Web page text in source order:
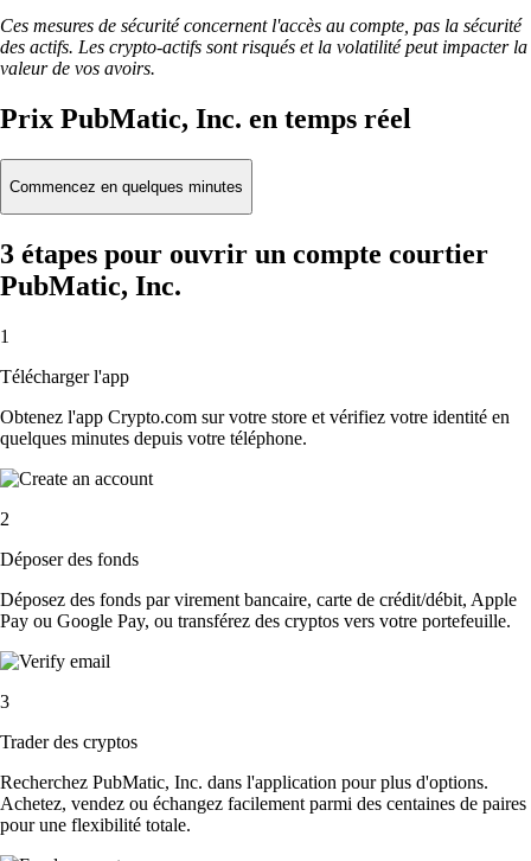
Ces mesures de sécurité concernent l'accès au compte, pas la sécurité
des actifs. Les crypto-actifs sont risqués et la volatilité peut impacter la
valeur de vos avoirs.
Prix PubMatic, Inc. en temps réel
Commencez en quelques minutes
3 étapes pour ouvrir un compte courtier
PubMatic, Inc.
1
Télécharger l'app
Obtenez l'app Crypto.com sur votre store et vérifiez votre identité en
quelques minutes depuis votre téléphone.
2
Déposer des fonds
Déposez des fonds par virement bancaire, carte de crédit/débit, Apple
Pay ou Google Pay, ou transférez des cryptos vers votre portefeuille.
3
Trader des cryptos
Recherchez PubMatic, Inc. dans l'application pour plus d'options.
Achetez, vendez ou échangez facilement parmi des centaines de paires
pour une flexibilité totale.